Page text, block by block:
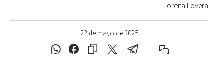
22 de mayo de 2025
Lorena Lovera